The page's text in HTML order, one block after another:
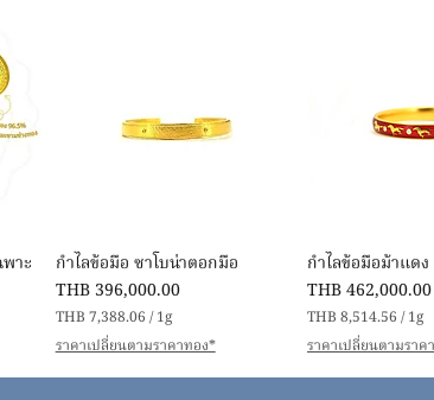
าะ 快速瀏覽
กำไลข้อมือ ซาโบน่าตอกมือ
價格
THB 396,000.00
THB 7,388.06 /1g
每
1
公
ราคาเปลี่ยนตามราคาทอง*
快速
กำไลข้อมือม้าแดง
價格
THB 462,000.00
THB 8,514.56 /1g
每
1
公
ราคาเปลี่ยนตามราค